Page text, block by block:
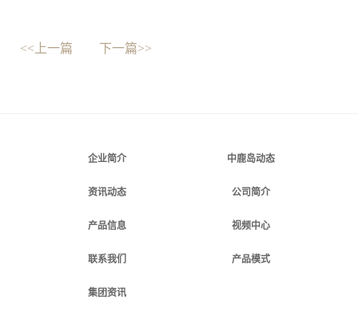
<<上一篇 下一篇>>
企业简介 中鹿岛动态
资讯动态 公司简介
产品信息 视频中心
联系我们 产品模式
集团资讯